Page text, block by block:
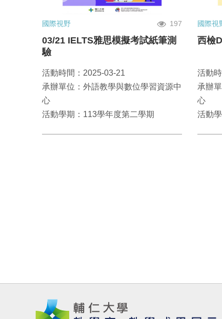
國際視野 197
03/21 IELTS雅思模擬考試紙筆測
驗
活動時間：2025-03-21
承辦單位：外語教學與數位學習資源中
心
活動學期：113學年度第二學期
國際視
西檢
活動
承辦
心
活動